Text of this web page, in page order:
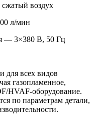
воздух
л/мин
— 3×380 В, 50 Гц
для всех видов
газопламенное,
HVAF-оборудование.
по параметрам детали,